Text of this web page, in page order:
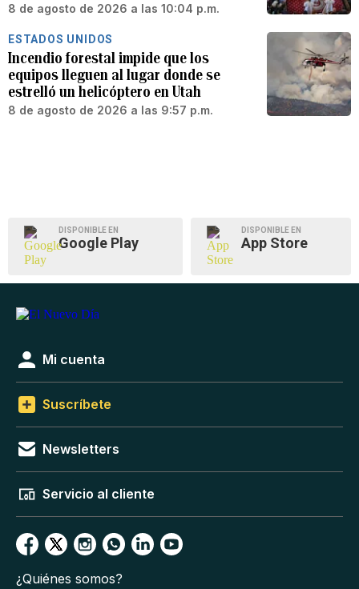
8 de agosto de 2026 a las 10:04 p.m.
ESTADOS UNIDOS
Incendio forestal impide que los
equipos lleguen al lugar donde se
estrelló un helicóptero en Utah
8 de agosto de 2026 a las 9:57 p.m.
DISPONIBLE EN
Google Play
DISPONIBLE EN
App Store
Mi cuenta
Suscríbete
Newsletters
Servicio al cliente
¿Quiénes somos?